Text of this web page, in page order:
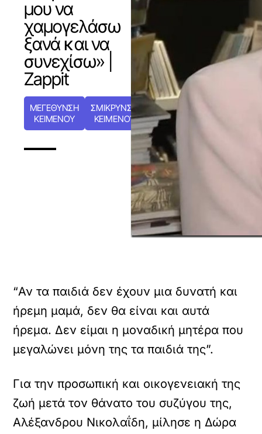
μου να
χαμογελάσω
ξανά και να
συνεχίσω» |
Zappit
ΜΕΓΕΘΥΝΣΗ
ΚΕΙΜΕΝΟΥ
ΣΜΙΚΡΥΝΣΗ
ΚΕΙΜΕΝΟΥ
“Αν τα παιδιά δεν έχουν μια δυνατή και
ήρεμη μαμά, δεν θα είναι και αυτά
ήρεμα. Δεν είμαι η μοναδική μητέρα που
μεγαλώνει μόνη της τα παιδιά της”.
Για την προσωπική και οικογενειακή της
ζωή μετά τον θάνατο του συζύγου της,
Αλέξανδρου Νικολαΐδη, μίλησε η Δώρα